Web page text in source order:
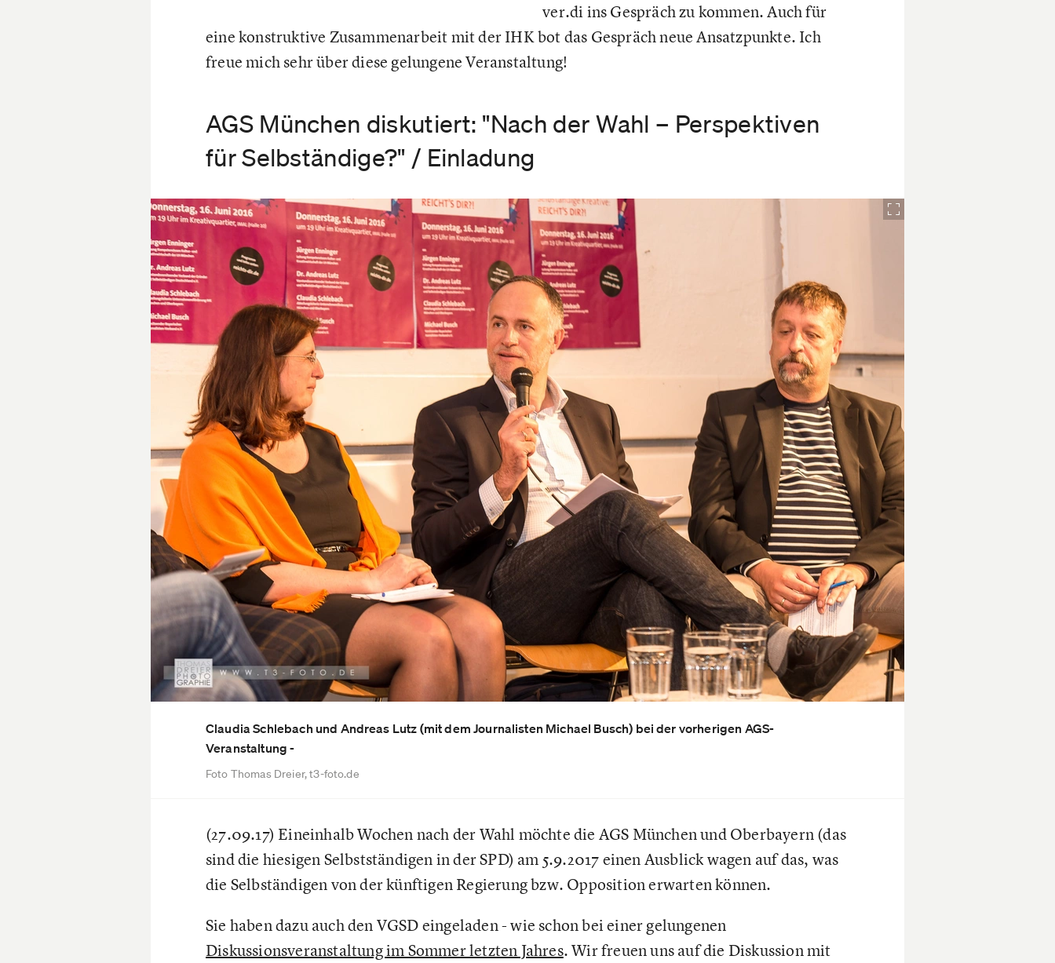
ver.di ins Gespräch zu kommen. Auch für
eine konstruktive Zusammenarbeit mit der IHK bot das Gespräch neue Ansatzpunkte. Ich
freue mich sehr über diese gelungene Veranstaltung!
AGS München diskutiert: "Nach der Wahl – Perspektiven
für Selbständige?" / Einladung
Claudia Schlebach und Andreas Lutz (mit dem Journalisten Michael Busch) bei der vorherigen AGS-
Veranstaltung -
Foto Thomas Dreier, t3-foto.de
(27.09.17) Eineinhalb Wochen nach der Wahl möchte die AGS München und Oberbayern (das
sind die hiesigen Selbstständigen in der SPD) am 5.9.2017 einen Ausblick wagen auf das, was
die Selbständigen von der künftigen Regierung bzw. Opposition erwarten können.
Sie haben dazu auch den VGSD eingeladen - wie schon bei einer gelungenen
Diskussionsveranstaltung im Sommer letzten Jahres. Wir freuen uns auf die Diskussion mit